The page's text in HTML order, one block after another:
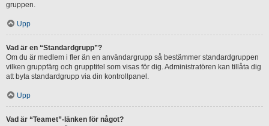
gruppen.
Upp
Vad är en “Standardgrupp”?
Om du är medlem i fler än en användargrupp så bestämmer standardgruppen
vilken gruppfärg och grupptitel som visas för dig. Administratören kan tillåta dig
att byta standardgrupp via din kontrollpanel.
Upp
Vad är “Teamet”-länken för något?